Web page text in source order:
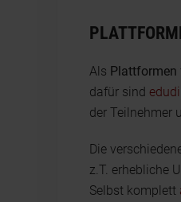
Als Plattformen
dafür sind
der Teilnehmer
Die
z.T. erhebliche
Selbst komplett